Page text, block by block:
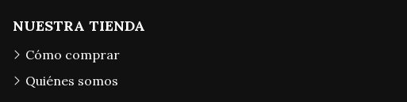
NUESTRA TIENDA
Cómo comprar
Quiénes somos